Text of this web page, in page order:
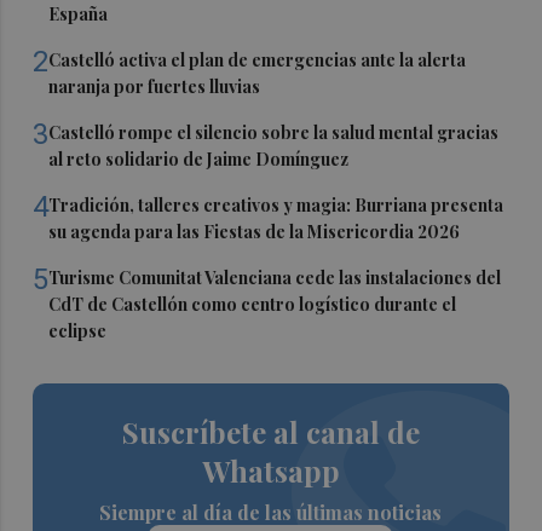
España
2Castelló activa el plan de emergencias ante la alerta
naranja por fuertes lluvias
3Castelló rompe el silencio sobre la salud mental gracias
al reto solidario de Jaime Domínguez
4Tradición, talleres creativos y magia: Burriana presenta
su agenda para las Fiestas de la Misericordia 2026
5Turisme Comunitat Valenciana cede las instalaciones del
CdT de Castellón como centro logístico durante el
eclipse
Suscríbete al canal de
Whatsapp
Siempre al día de las últimas noticias